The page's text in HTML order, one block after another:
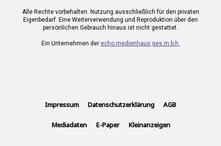
Alle Rechte vorbehalten. Nutzung ausschließlich für den privaten
Eigenbedarf. Eine Weiterverwendung und Reproduktion über den
persönlichen Gebrauch hinaus ist nicht gestattet.
Ein Unternehmen der echo medienhaus ges.m.b.h.
Impressum Datenschutzerklärung AGB
Mediadaten E-Paper Kleinanzeigen